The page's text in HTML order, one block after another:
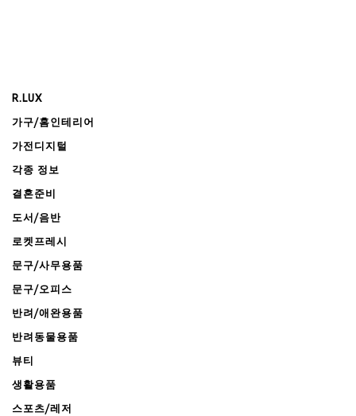
R.LUX
가구/홈인테리어
가전디지털
각종 정보
결혼준비
도서/음반
로켓프레시
문구/사무용품
문구/오피스
반려/애완용품
반려동물용품
뷰티
생활용품
스포츠/레저